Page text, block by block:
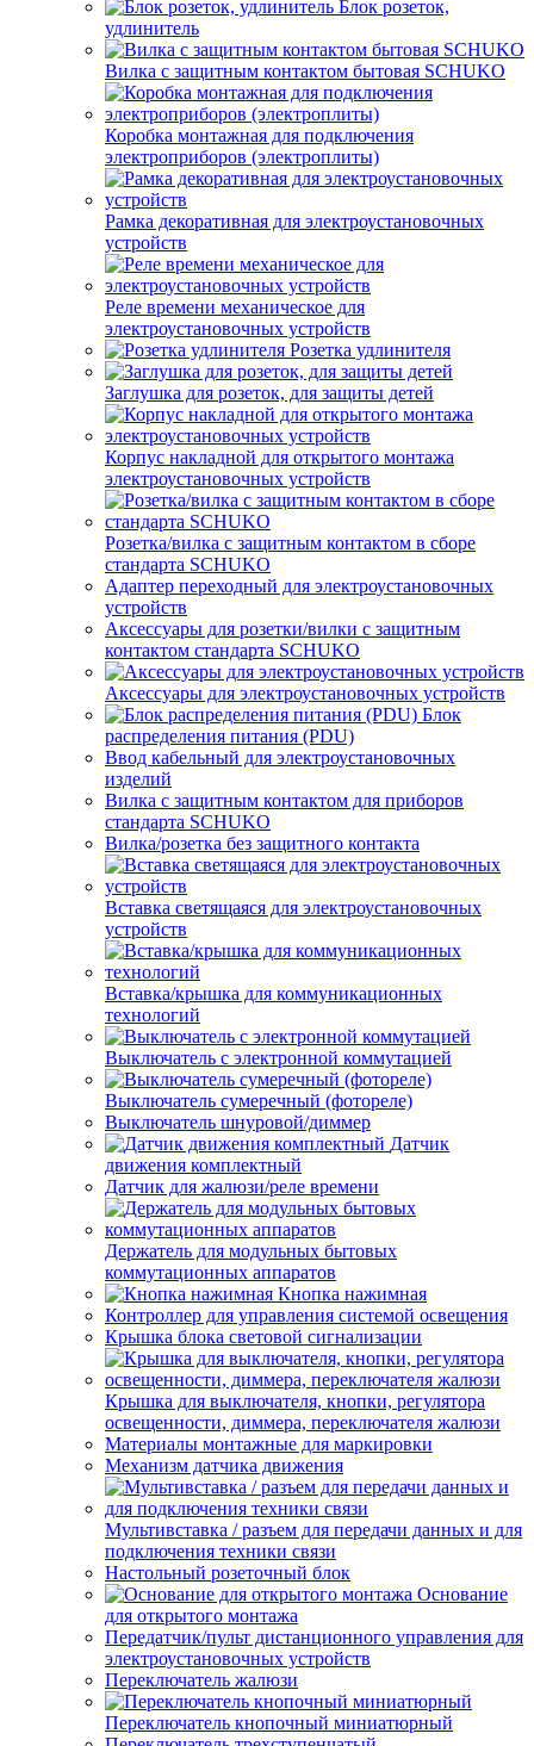
Блок розеток,
удлинитель
Вилка с защитным контактом бытовая SCHUKO
Коробка монтажная для подключения
электроприборов (электроплиты)
Рамка декоративная для электроустановочных
устройств
Реле времени механическое для
электроустановочных устройств
Розетка удлинителя
Заглушка для розеток, для защиты детей
Корпус накладной для открытого монтажа
электроустановочных устройств
Розетка/вилка с защитным контактом в сборе
стандарта SCHUKO
Адаптер переходный для электроустановочных
устройств
Аксессуары для розетки/вилки с защитным
контактом стандарта SCHUKO
Аксессуары для электроустановочных устройств
Блок
распределения питания (PDU)
Ввод кабельный для электроустановочных
изделий
Вилка с защитным контактом для приборов
стандарта SCHUKO
Вилка/розетка без защитного контакта
Вставка светящаяся для электроустановочных
устройств
Вставка/крышка для коммуникационных
технологий
Выключатель с электронной коммутацией
Выключатель сумеречный (фотореле)
Выключатель шнуровой/диммер
Датчик
движения комплектный
Датчик для жалюзи/реле времени
Держатель для модульных бытовых
коммутационных аппаратов
Кнопка нажимная
Контроллер для управления системой освещения
Крышка блока световой сигнализации
Крышка для выключателя, кнопки, регулятора
освещенности, диммера, переключателя жалюзи
Материалы монтажные для маркировки
Механизм датчика движения
Мультивставка / разъем для передачи данных и для
подключения техники связи
Настольный розеточный блок
Основание
для открытого монтажа
Передатчик/пульт дистанционного управления для
электроустановочных устройств
Переключатель жалюзи
Переключатель кнопочный миниатюрный